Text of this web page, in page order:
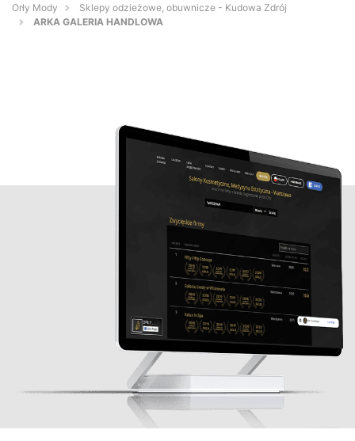
Orły Mody
Sklepy odzieżowe, obuwnicze - Kudowa Zdrój
ARKA GALERIA HANDLOWA